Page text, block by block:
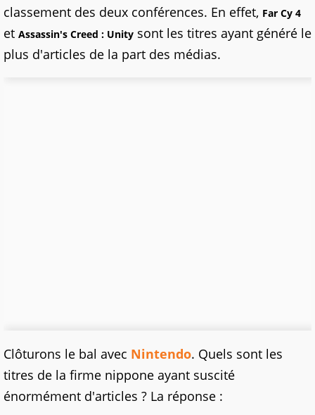
classement des deux conférences. En effet, Far Cy 4
et Assassin's Creed : Unity sont les titres ayant généré le
plus d'articles de la part des médias.
Clôturons le bal avec Nintendo. Quels sont les
titres de la firme nippone ayant suscité
énormément d'articles ? La réponse :